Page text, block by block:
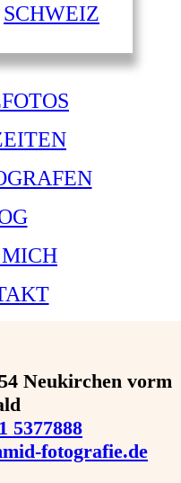
SCHWEIZ
Neukirchen vorm
5377888
fotografie.de